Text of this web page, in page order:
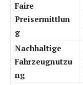
Faire
Preisermittlun
g
Nachhaltige
Fahrzeugnutzu
ng